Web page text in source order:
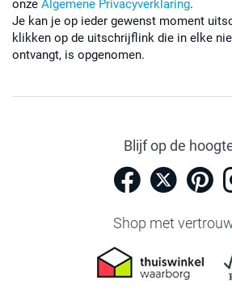
onze Algemene Privacyverklaring.
Je kan je op ieder gewenst moment
klikken op de uitschrijflink die in elke
ontvangt, is opgenomen.
Blijf op de
Shop met